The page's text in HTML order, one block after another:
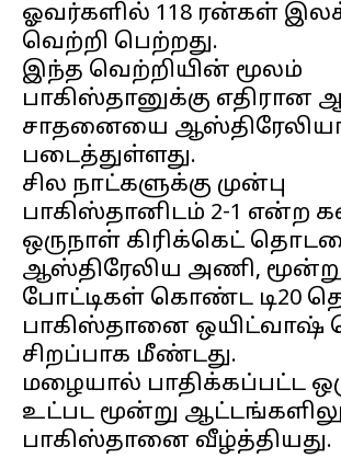
ஓவர்களில் 118 ரன்கள்
வெற்றி பெற்றது.
இந்த வெற்றியின் மூலம்
பாகிஸ்தானுக்கு எதிரான
சாதனையை
படைத்துள்ளது.
சில நாட்களுக்கு முன்பு
பாகிஸ்தானிடம் 2-1 என்ற
ஒருநாள் கிரிக்கெட்
ஆஸ்திரேலிய அணி,
போட்டிகள் கொண்ட டி20
பாகிஸ்தானை ஒயிட்வாஷ்
சிறப்பாக மீண்டது.
மழையால் பாதிக்கப்பட்ட
உட்பட மூன்று